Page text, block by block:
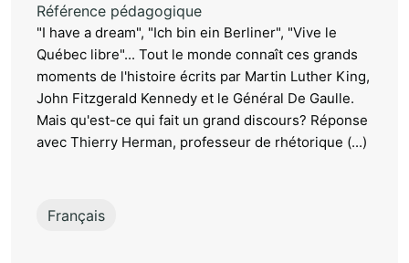
Référence pédagogique
"I have a dream", "Ich bin ein Berliner", "Vive le
Québec libre"... Tout le monde connaît ces grands
moments de l'histoire écrits par Martin Luther King,
John Fitzgerald Kennedy et le Général De Gaulle.
Mais qu'est-ce qui fait un grand discours? Réponse
avec Thierry Herman, professeur de rhétorique (...)
Français